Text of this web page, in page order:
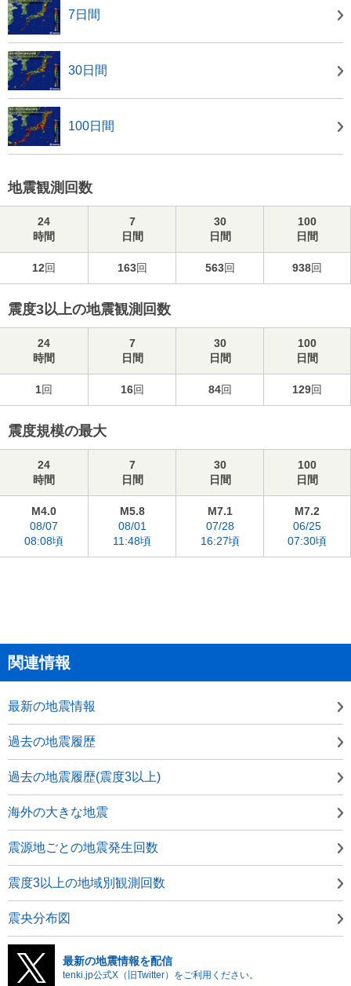
7日間
30日間
100日間
地震観測回数
24
時間
7
日間
30
日間
100
日間
12回 163回 563回 938回
震度3以上の地震観測回数
24
時間
7
日間
30
日間
100
日間
1回 16回 84回 129回
震度規模の最大
24
時間
7
日間
30
日間
100
日間
M4.0
08/07
08:08頃
M5.8
08/01
11:48頃
M7.1
07/28
16:27頃
M7.2
06/25
07:30頃
関連情報
最新の地震情報
過去の地震履歴
過去の地震履歴(震度3以上)
海外の大きな地震
震源地ごとの地震発生回数
震度3以上の地域別観測回数
震央分布図
最新の地震情報を配信
tenki.jp公式X（旧Twitter）をご利用ください。